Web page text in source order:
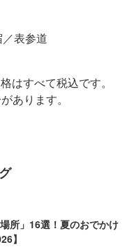
表参道
はすべて税込です。
あります。
所」16選！夏のおでかけ
】